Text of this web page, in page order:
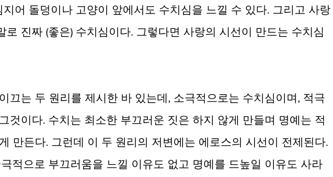
어 돌덩이나 고양이 앞에서도 수치심을 느낄 수 있다. 그리고 사랑
로 진짜 (좋은) 수치심이다. 그렇다면 사랑의 시선이 만드는 수치심
끄는 두 원리를 제시한 바 있는데, 소극적으로는 수치심이며, 적극
것이다. 수치는 최소한 부끄러운 짓은 하지 않게 만들며 명예는 적
만든다. 그런데 이 두 원리의 저변에는 에로스의 시선이 전제된다.
적으로 부끄러움을 느낄 이유도 없고 명예를 드높일 이유도 사라